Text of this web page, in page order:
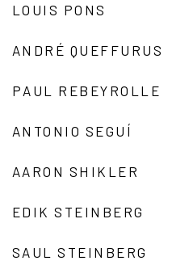
LOUIS PONS
ANDRÉ QUEFFURUS
PAUL REBEYROLLE
ANTONIO SEGUÍ
AARON SHIKLER
EDIK STEINBERG
SAUL STEINBERG